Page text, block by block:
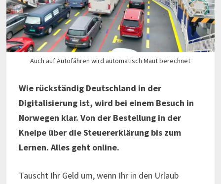
Auch auf Autofähren wird automatisch Maut berechnet
Wie rückständig Deutschland in der
Digitalisierung ist, wird bei einem Besuch in
Norwegen klar. Von der Bestellung in der
Kneipe über die Steuererklärung bis zum
Lernen. Alles geht online.
Tauscht Ihr Geld um, wenn Ihr in den Urlaub